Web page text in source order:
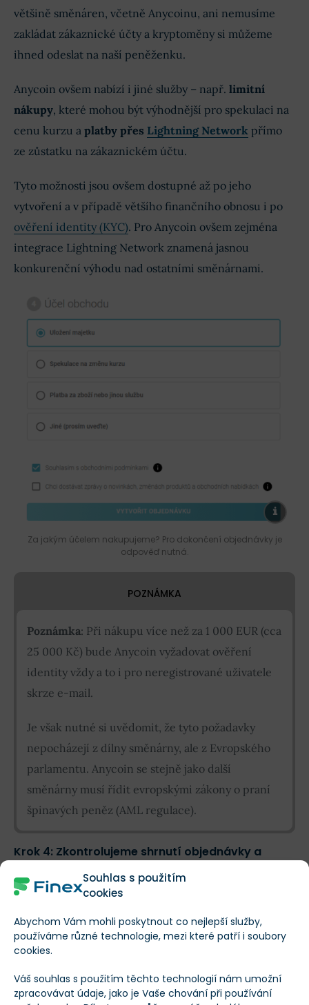
Souhlas s použitím
cookies
Abychom Vám mohli poskytnout co nejlepší služby,
používáme různé technologie, mezi které patří i soubory
cookies.
Váš souhlas s použitím těchto technologií nám umožní
zpracovávat údaje, jako je Vaše chování při používání
většině směnáren, včetně Anycoinu, ani nemusíme
zakládat zákaznické účty a kryptoměny si můžeme
ihned odeslat na naší peněženku.
Anycoin ovšem nabízí i jiné služby – např. limitní
nákupy, které mohou být výhodnější pro spekulaci na
cenu kurzu a platby přes Lightning Network přímo
ze zůstatku na zákaznickém účtu.
Tyto možnosti jsou ovšem dostupné až po jeho
vytvoření a v případě většího finančního obnosu i po
ověření identity (KYC). Pro Anycoin ovšem zejména
integrace Lightning Network znamená jasnou
konkurenční výhodu nad ostatními směnárnami.
Za jakým účelem nakupujeme? Pro dokončení objednávky je
odpověď nutná.
POZNÁMKA
Poznámka: Při nákupu více než za 1 000 EUR (cca
25 000 Kč) bude Anycoin vyžadovat ověření
identity vždy a to i pro neregistrované uživatele
skrze e-mail.
Je však nutné si uvědomit, že tyto požadavky
nepocházejí z dílny směnárny, ale z Evropského
parlamentu. Anycoin se stejně jako další
směnárny musí řídit evropskými zákony o praní
špinavých peněz (AML regulace).
Krok 4: Zkontrolujeme shrnutí objednávky a
Po zodpovězení otázky a odkliknutí souhlasu s
obchodními podmínkami budeme seznámeni se
shrnutím objednávky a s údaji pro platbu. Objednávka